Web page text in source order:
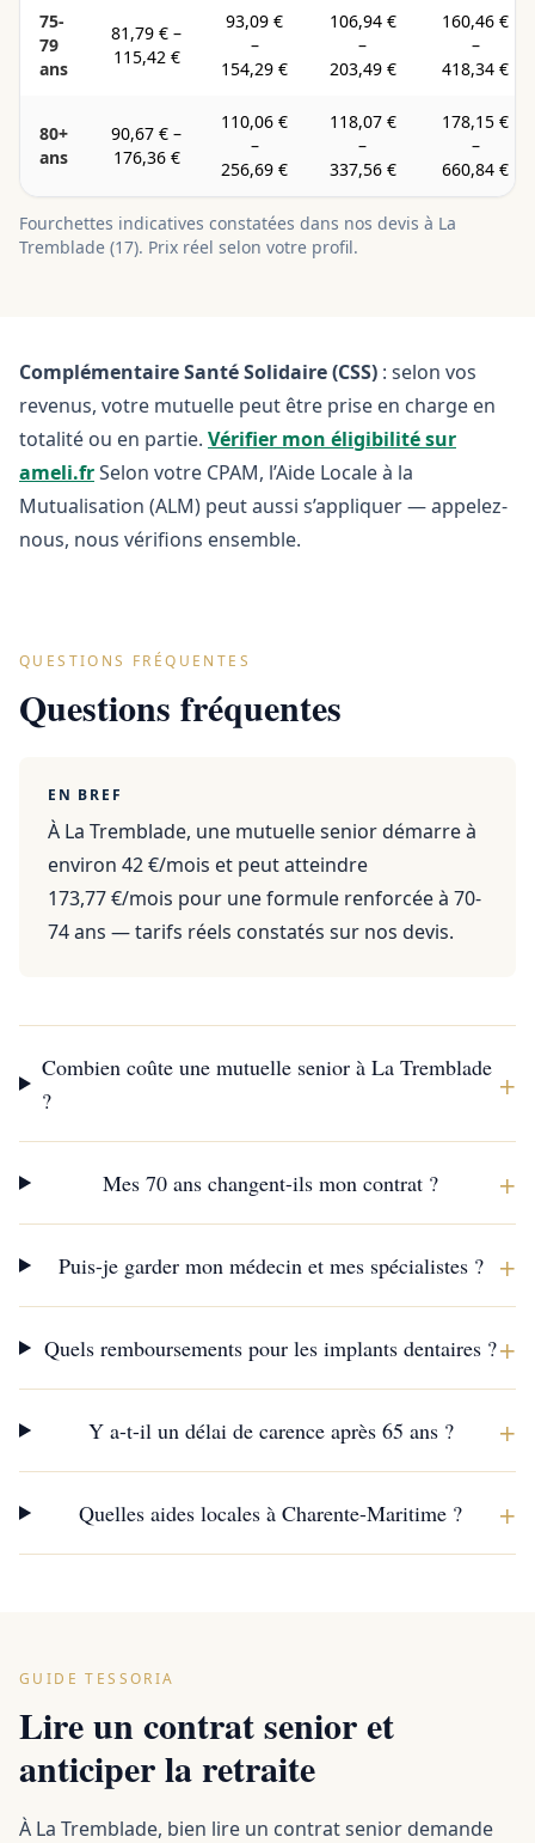
75-
79
ans
81,79 € –
115,42 €
93,09 €
–
154,29 €
106,94 €
–
203,49 €
160,46 €
–
418,34 €
80+
ans
90,67 € –
176,36 €
110,06 €
–
256,69 €
118,07 €
–
337,56 €
178,15 €
–
660,84 €
Fourchettes indicatives constatées dans nos devis à La
Tremblade (17). Prix réel selon votre profil.
Complémentaire Santé Solidaire (CSS) : selon vos
revenus, votre mutuelle peut être prise en charge en
totalité ou en partie. Vérifier mon éligibilité sur
ameli.frSelon votre CPAM, l’Aide Locale à la
Mutualisation (ALM) peut aussi s’appliquer — appelez-
nous, nous vérifions ensemble.
QUESTIONS FRÉQUENTES
Questions fréquentes
EN BREF
À La Tremblade, une mutuelle senior démarre à
environ 42 €/mois et peut atteindre
173,77 €/mois pour une formule renforcée à 70-
74 ans — tarifs réels constatés sur nos devis.
Combien coûte une mutuelle senior à La Tremblade
?
+
Mes 70 ans changent-ils mon contrat ? +
Puis-je garder mon médecin et mes spécialistes ? +
Quels remboursements pour les implants dentaires ?+
Y a-t-il un délai de carence après 65 ans ? +
Quelles aides locales à Charente-Maritime ? +
GUIDE TESSORIA
Lire un contrat senior et
anticiper la retraite
À La Tremblade, bien lire un contrat senior demande